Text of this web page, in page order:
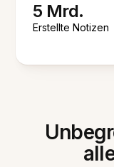
5 Mrd.
Erstellte Notizen